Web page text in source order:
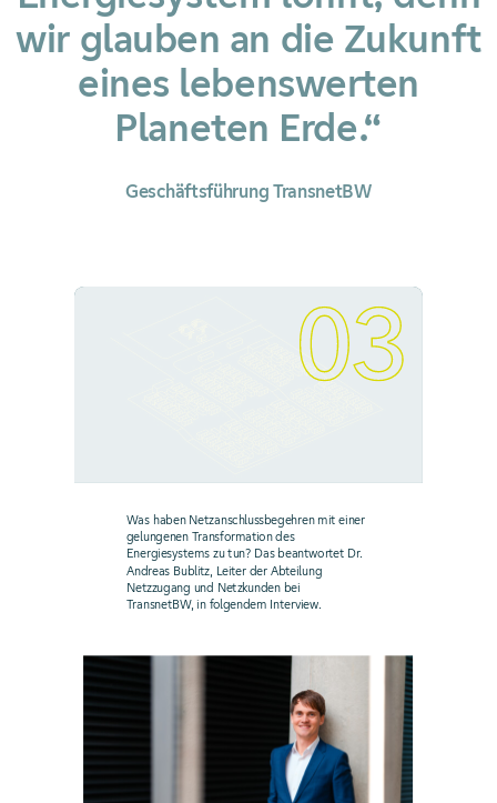
wir glauben an die Zukunft
eines lebenswerten
Planeten Erde.“
Geschäftsführung TransnetBW
Was haben Netzanschlussbegehren mit einer
gelungenen Transformation des
Energiesystems zu tun? Das beantwortet Dr.
Andreas Bublitz, Leiter der Abteilung
Netzzugang und Netzkunden bei
TransnetBW, in folgendem Interview.